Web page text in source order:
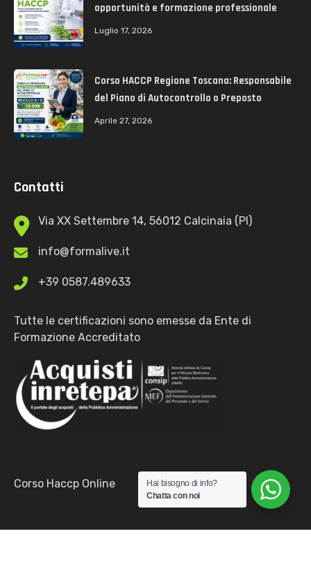
opportunità e formazione professionale
Luglio 17, 2026
Corso HACCP Regione Toscana: Responsabile
del Piano di Autocontrollo o Preposto
Aprile 27, 2026
Contatti
Via XX Settembre 14, 56012 Calcinaia (PI)
info@formalive.it
+39 0587.489633
Tutte le certificazioni sono emesse da Ente di
Formazione Accreditato
Corso Haccp Online
Hai bisogno di info?
Chatta con noi